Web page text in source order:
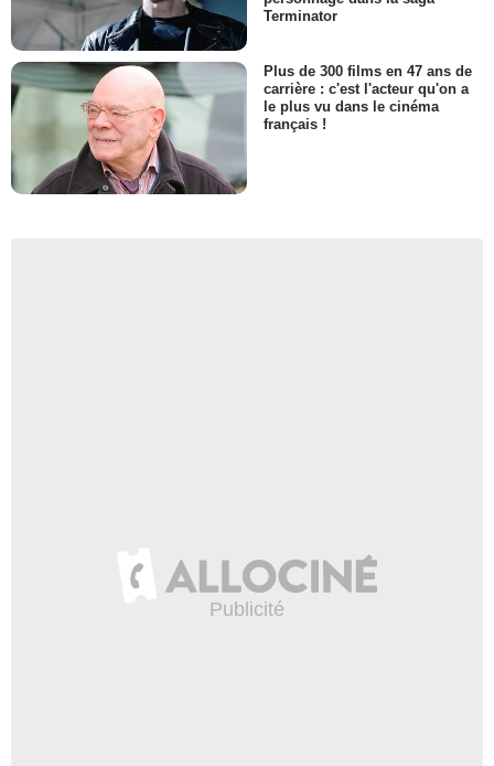
Terminator
Plus de 300 films en 47 ans de
carrière : c'est l'acteur qu'on a
le plus vu dans le cinéma
français !